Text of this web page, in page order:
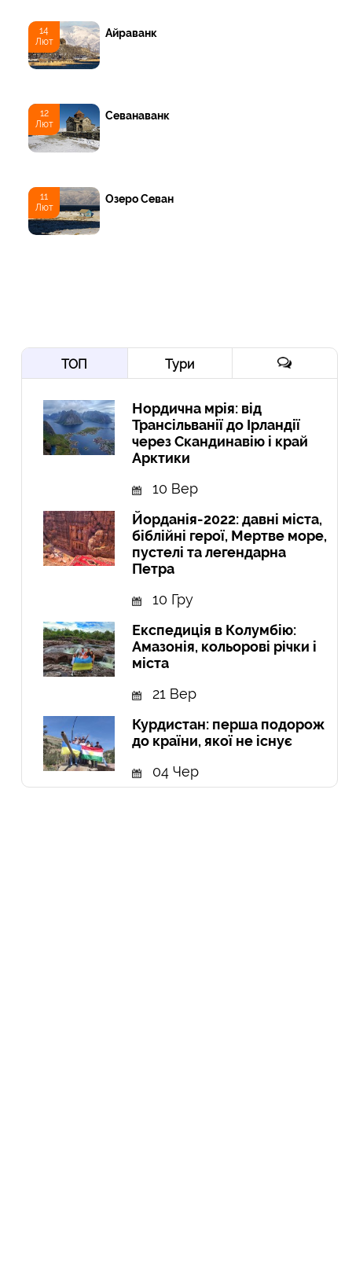
14
Лют
Айраванк
12
Лют
Севанаванк
11
Лют
Озеро Севан
ТОП Тури
Нордична мрія: від
Трансільванії до Ірландії
через Скандинавію і край
Арктики
10 Вер
Йорданія-2022: давні міста,
біблійні герої, Мертве море,
пустелі та легендарна
Петра
10 Гру
Експедиція в Колумбію:
Амазонія, кольорові річки і
міста
21 Вер
Курдистан: перша подорож
до країни, якої не існує
04 Чер